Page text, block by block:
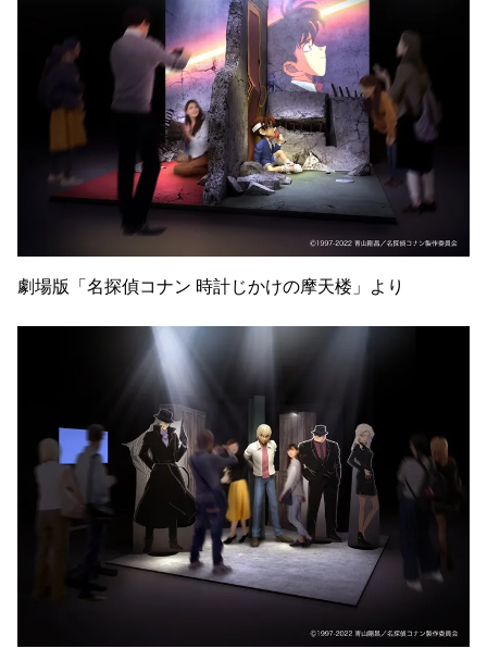
劇場版「名探偵コナン 時計じかけの摩天楼」より